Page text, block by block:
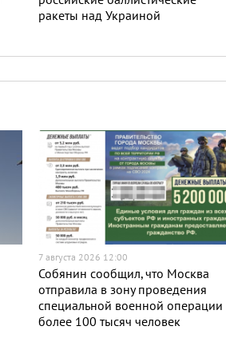
ракеты над Украиной
7 августа 2026 12:00
Собянин сообщил, что Москва
отправила в зону проведения
специальной военной операции
более 100 тысяч человек